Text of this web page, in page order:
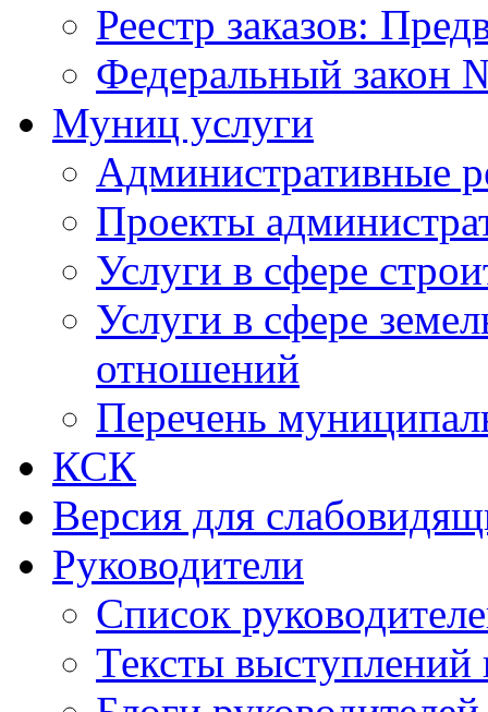
Реестр заказов:
Федеральный закон
Муниц услуги
Административные
Проекты
Услуги в сфере
Услуги в сфере
отношений
Перечень
КСК
Версия для
Руководители
Список
Тексты выступлений